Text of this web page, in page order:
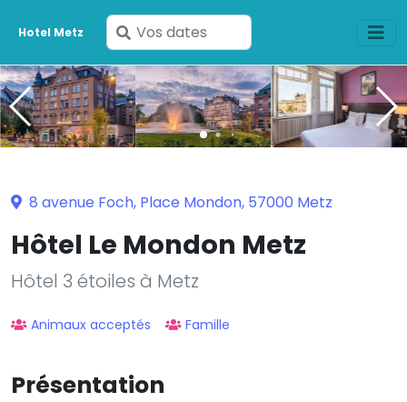
Hotel Metz
Saisissez
vos
dates
8 avenue Foch, Place Mondon, 57000 Metz
Hôtel Le Mondon Metz
Hôtel 3 étoiles à Metz
Animaux acceptés Famille
Présentation